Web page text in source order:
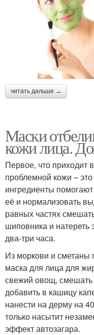
читать дальше →
Маски
кожи лица.
Первое, что приходит
проблемной кожи –
ингредиенты
её и нормализовать
равных частях
шиповника и
два-три часа.
Из моркови и сметаны
маска для лица для
свежий овощ, смешать
добавить в кашицу
нанести на дерму на
только насытит
эффект автозагара.